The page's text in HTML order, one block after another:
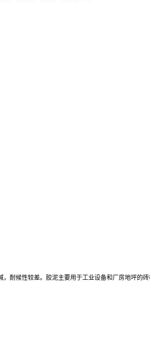
候性较差。胶泥主要用于工业设备和厂房地坪的砖